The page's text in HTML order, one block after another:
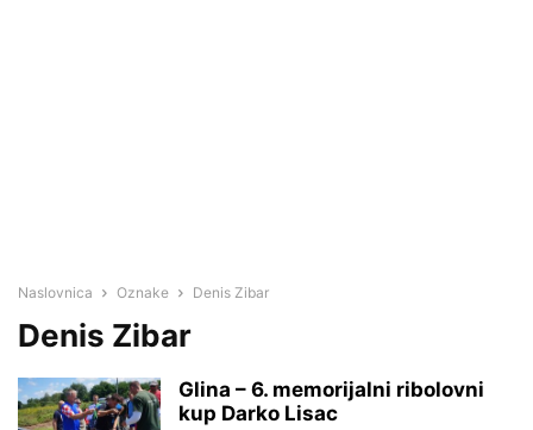
Naslovnica Oznake Denis Zibar
Denis Zibar
Glina – 6. memorijalni ribolovni
kup Darko Lisac